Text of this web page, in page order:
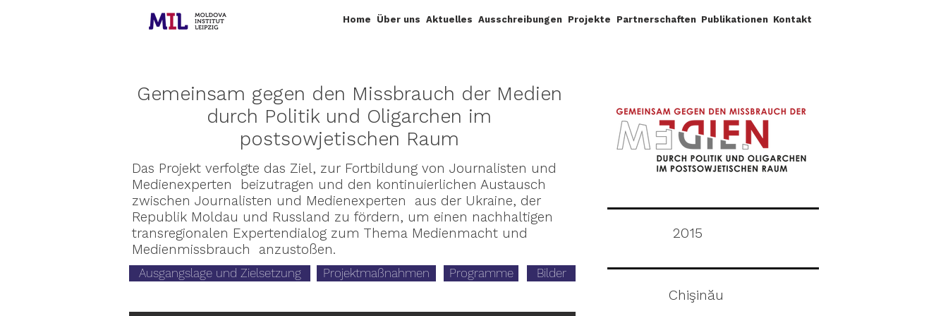
Home Über uns Aktuelles Ausschreibungen Projekte Partnerschaften Publikationen Kontakt
Gemeinsam gegen den Missbrauch der Medien
durch Politik und Oligarchen im
postsowjetischen Raum
Das Projekt verfolgte das Ziel, zur Fortbildung von Journalisten und
Medienexperten beizutragen und den kontinuierlichen Austausch
zwischen Journalisten und Medienexperten aus der Ukraine, der
Republik Moldau und Russland zu fördern, um einen nachhaltigen
transregionalen Expertendialog zum Thema Medienmacht und
Medienmissbrauch anzustoßen.
Ausgangslage und Zielsetzung Projektmaßnahmen Programme Bilder
2015
Chişinău